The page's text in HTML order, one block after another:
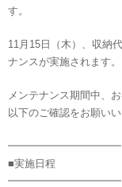
す。
11月15日（木）、収納
ナンスが実施されます。
メンテナンス期間中、
以下のご確認をお願いい
━━━━━━━━━━━
■実施日程
━━━━━━━━━━━